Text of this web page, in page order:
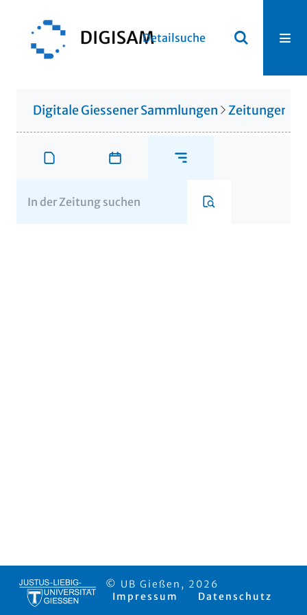
Detailsuche
Digitale Giessener Sammlungen Zeitungen
© UB Gießen, 2026
Impressum
Datenschutz